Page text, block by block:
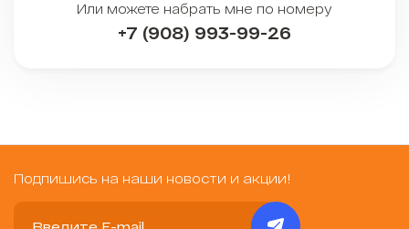
Или можете набрать мне по номеру
+7 (908) 993-99-26
Подпишись на наши новости и акции!